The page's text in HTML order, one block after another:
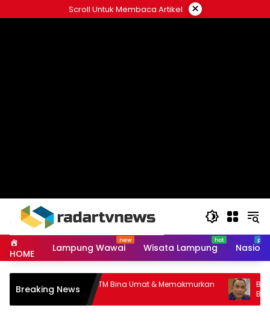
to
Scroll Untuk Membaca Artikel ×
HOME Lampung Wawai Wisata Lampung
Breaking News
Sinergi FKTM Bina Umat & Memakmurkan
Masjid
BPBD Siapkan
Bantuan Air